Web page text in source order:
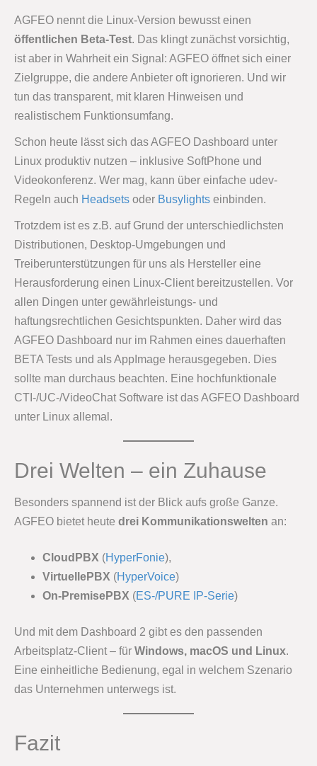
AGFEO nennt die Linux-Version bewusst einen
öffentlichen Beta-Test. Das klingt zunächst vorsichtig,
ist aber in Wahrheit ein Signal: AGFEO öffnet sich einer
Zielgruppe, die andere Anbieter oft ignorieren. Und wir
tun das transparent, mit klaren Hinweisen und
realistischem Funktionsumfang.
Schon heute lässt sich das AGFEO Dashboard unter
Linux produktiv nutzen – inklusive SoftPhone und
Videokonferenz. Wer mag, kann über einfache udev-
Regeln auch Headsets oder Busylights einbinden.
Trotzdem ist es z.B. auf Grund der unterschiedlichsten
Distributionen, Desktop-Umgebungen und
Treiberunterstützungen für uns als Hersteller eine
Herausforderung einen Linux-Client bereitzustellen. Vor
allen Dingen unter gewährleistungs- und
haftungsrechtlichen Gesichtspunkten. Daher wird das
AGFEO Dashboard nur im Rahmen eines dauerhaften
BETA Tests und als AppImage herausgegeben. Dies
sollte man durchaus beachten. Eine hochfunktionale
CTI-/UC-/VideoChat Software ist das AGFEO Dashboard
unter Linux allemal.
Drei Welten – ein Zuhause
Besonders spannend ist der Blick aufs große Ganze.
AGFEO bietet heute drei Kommunikationswelten an:
CloudPBX (HyperFonie),
VirtuellePBX (HyperVoice)
On-PremisePBX (ES-/PURE IP-Serie)
Und mit dem Dashboard 2 gibt es den passenden
Arbeitsplatz-Client – für Windows, macOS und Linux.
Eine einheitliche Bedienung, egal in welchem Szenario
das Unternehmen unterwegs ist.
Fazit